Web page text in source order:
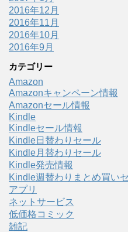
2016年12月
2016年11月
2016年10月
2016年9月
カテゴリー
Amazon
Amazonキャンペーン情報
Amazonセール情報
Kindle
Kindleセール情報
Kindle日替わりセール
Kindle月替わりセール
Kindle発売情報
Kindle週替わりまとめ買い
アプリ
ネットサービス
低価格コミック
雑記